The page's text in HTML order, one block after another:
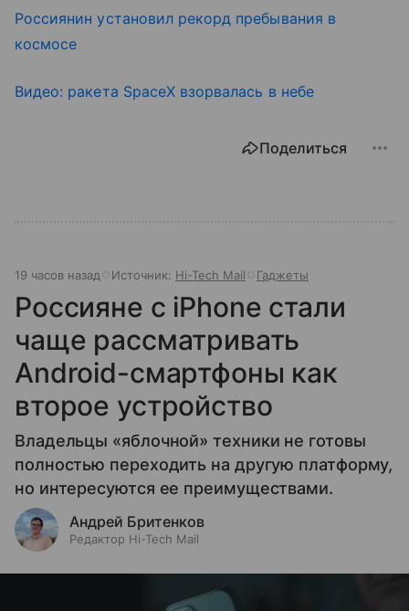
Россиянин установил рекорд пребывания в
космосе
Видео: ракета SpaceX взорвалась в небе
Поделиться
19 часов назад Источник: Hi-Tech Mail Гаджеты
Россияне с iPhone стали
чаще рассматривать
Android-смартфоны как
второе устройство
Владельцы «яблочной» техники не готовы
полностью переходить на другую платформу,
но интересуются ее преимуществами.
Андрей Бритенков
Редактор Hi-Tech Mail